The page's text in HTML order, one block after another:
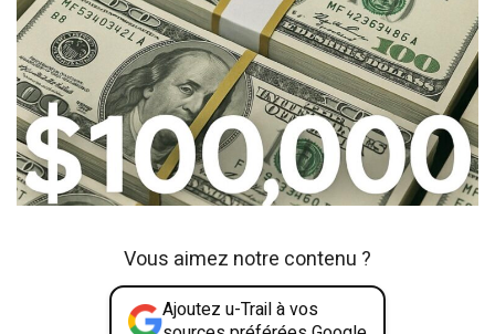
Vous aimez notre contenu ?
Ajoutez u-Trail à vos